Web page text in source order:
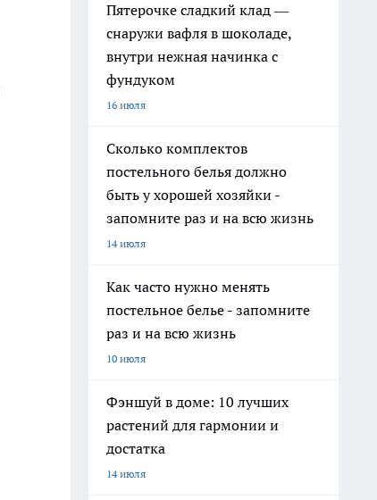
Пятерочке сладкий клад —
снаружи вафля в шоколаде,
внутри нежная начинка с
фундуком
16 июля
Сколько комплектов
постельного белья должно
быть у хорошей хозяйки -
запомните раз и на всю жизнь
14 июля
Как часто нужно менять
постельное белье - запомните
раз и на всю жизнь
10 июля
Фэншуй в доме: 10 лучших
растений для гармонии и
достатка
14 июля